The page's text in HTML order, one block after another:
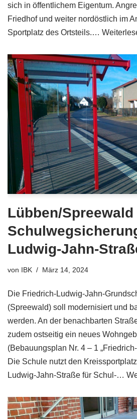
sich in öffentlichem Eigentum.
Friedhof und weiter nordöstlich im
Sportplatz des Ortsteils.…
Lübben/Spreewald
Ludwig-Jahn-
von IBK März 14, 2024
Die Friedrich-Ludwig-Jahn-
(Spreewald) soll modernisiert und
werden. An der benachbarten Straße
zudem ostseitig ein neues
(Bebauungsplan Nr. 4 – 1
Die Schule nutzt den
Ludwig-Jahn-Straße für Schul-…